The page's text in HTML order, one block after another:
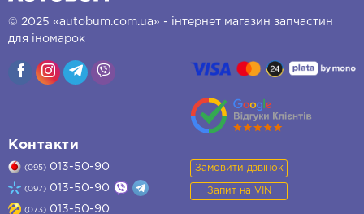
© 2025 «autobum.com.ua» - інтернет магазин запчастин
для іномарок
Контакти
(095) 013-50-90
(097) 013-50-90
(073) 013-50-90
Замовити дзвінок
Запит на VIN